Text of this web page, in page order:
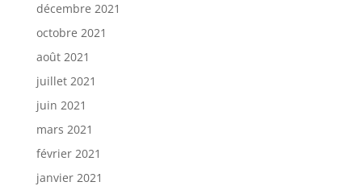
décembre 2021
octobre 2021
août 2021
juillet 2021
juin 2021
mars 2021
février 2021
janvier 2021